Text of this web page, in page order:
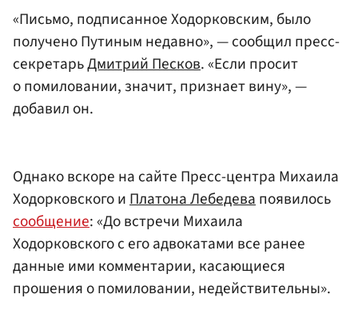
«Письмо, подписанное Ходорковским, было
получено Путиным недавно», — сообщил пресс-
секретарьДмитрий Песков. «Если просит
о помиловании, значит, признает вину», —
добавил он.
Однако вскоре на сайте Пресс-центра Михаила
Ходорковского иПлатона Лебедевапоявилось
сообщение: «До встречи Михаила
Ходорковского с его адвокатами все ранее
данные ими комментарии, касающиеся
прошения о помиловании, недействительны».